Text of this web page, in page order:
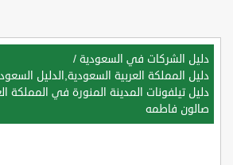
دليل الشركات في السعودية /
دليل المملكة العربية السعودية,الدليل
دليل تيلفونات المدينة المنورة في المملكة
صالون فاطمه